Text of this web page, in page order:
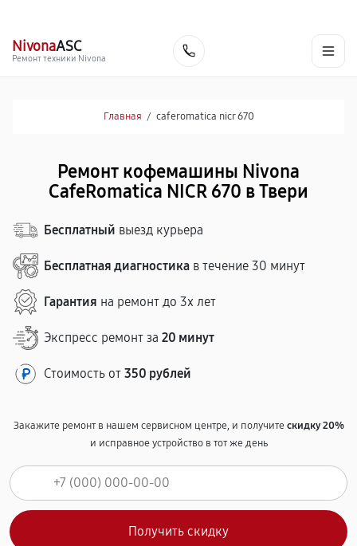
NivonaASC
Ремонт техники Nivona
Главная / caferomatica nicr 670
Ремонт кофемашины Nivona
CafeRomatica NICR 670 в Твери
Бесплатный выезд курьера
Бесплатная диагностика в течение 30 минут
Гарантия на ремонт до 3х лет
Экспресс ремонт за 20 минут
Стоимость от 350 рублей
Закажите ремонт в нашем сервисном центре, и получитескидку 20%
и исправное устройство в тот же день